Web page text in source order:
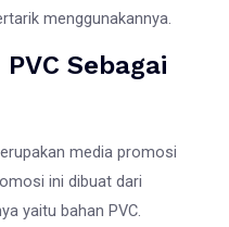
menggunakannya.
Sebagai
media promosi
ini dibuat dari
yaitu bahan PVC.